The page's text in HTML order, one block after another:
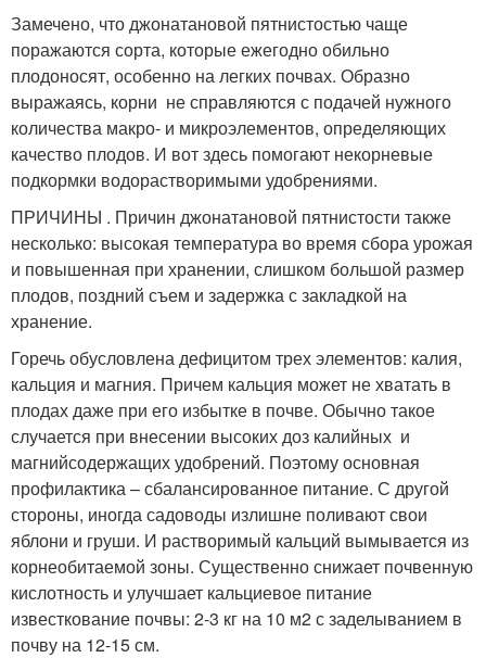
Замечено, что джонатановой пятнистостью чаще
поражаются сорта, которые ежегодно обильно
плодоносят, особенно на легких почвах. Образно
выражаясь, корни не справляются с подачей нужного
количества макро- и микроэлементов, определяющих
качество плодов. И вот здесь помогают некорневые
подкормки водорастворимыми удобрениями.
ПРИЧИНЫ . Причин джонатановой пятнистости также
несколько: высокая температура во время сбора урожая
и повышенная при хранении, слишком большой размер
плодов, поздний съем и задержка с закладкой на
хранение.
Горечь обусловлена дефицитом трех элементов: калия,
кальция и магния. Причем кальция может не хватать в
плодах даже при его избытке в почве. Обычно такое
случается при внесении высоких доз калийных и
магнийсодержащих удобрений. Поэтому основная
профилактика – сбалансированное питание. С другой
стороны, иногда садоводы излишне поливают свои
яблони и груши. И растворимый кальций вымывается из
корнеобитаемой зоны. Существенно снижает почвенную
кислотность и улучшает кальциевое питание
известкование почвы: 2-3 кг на 10 м2 с заделыванием в
почву на 12-15 см.